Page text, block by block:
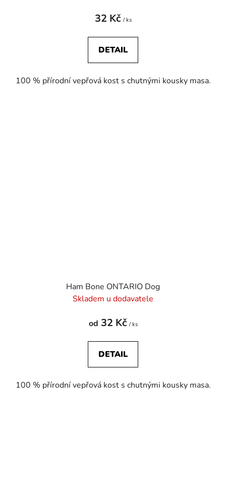
32 Kč / ks
DETAIL
100 % přírodní vepřová kost s chutnými kousky masa.
Ham Bone ONTARIO Dog
Skladem u dodavatele
od 32 Kč / ks
DETAIL
100 % přírodní vepřová kost s chutnými kousky masa.